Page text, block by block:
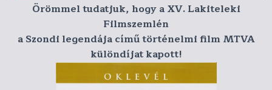
Örömmel tudatjuk, hogy a XV. Lakiteleki
Filmszemlén
a Szondi legendája című történelmi film MTVA
különdíjat kapott!